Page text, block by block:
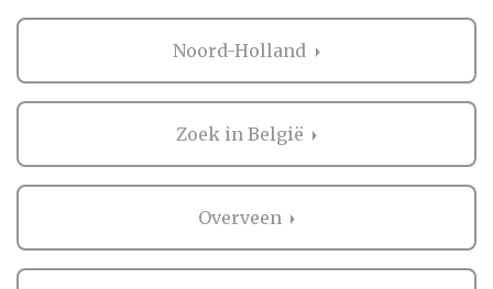
Noord-Holland
Zoek in België
Overveen